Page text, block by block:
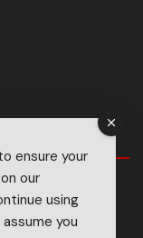
ensure your
our
using
you